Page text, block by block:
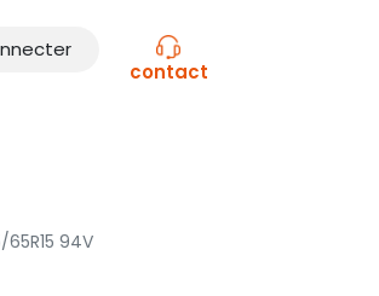
contact
65R15 94V